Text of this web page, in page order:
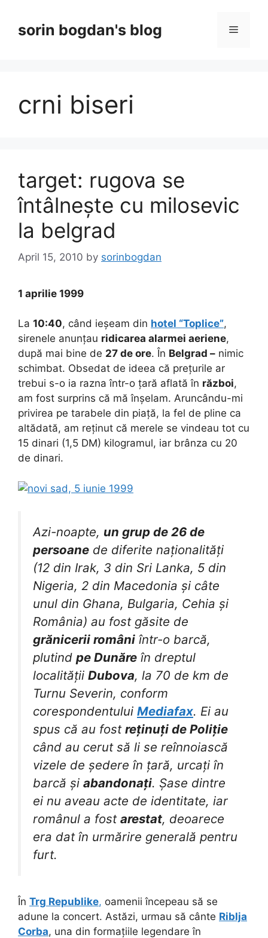
contentsorin bogdan's blog Menu
crni biseri
target: rugova se
întâlnește cu milosevic
la belgrad
April 15, 2010 by sorinbogdan
1 aprilie 1999
La 10:40, când ieșeam din hotel “Toplice”,
sirenele anunțau ridicarea alarmei aeriene,
după mai bine de 27 de ore. În Belgrad – nimic
schimbat. Obsedat de ideea că prețurile ar
trebui s-o ia razna într-o țară aflată în război,
am fost surprins că mă înșelam. Aruncându-mi
privirea pe tarabele din piață, la fel de pline ca
altădată, am reținut că merele se vindeau tot cu
15 dinari (1,5 DM) kilogramul, iar brânza cu 20
de dinari.
Azi-noapte, un grup de 26 de
persoane de diferite naționalități
(12 din Irak, 3 din Sri Lanka, 5 din
Nigeria, 2 din Macedonia și câte
unul din Ghana, Bulgaria, Cehia și
România) au fost găsite de
grănicerii români într-o barcă,
plutind pe Dunăre în dreptul
localității Dubova, la 70 de km de
Turnu Severin, conform
corespondentului Mediafax. Ei au
spus că au fost reținuți de Poliție
când au cerut să li se reînnoiască
vizele de ședere în țară, urcați în
barcă și abandonați. Șase dintre
ei nu aveau acte de identitate, iar
românul a fost arestat, deoarece
era dat în urmărire generală pentru
furt.
În Trg Republike, oamenii începeau să se
adune la concert. Astăzi, urmau să cânte Riblja
Corba, una din formațiile legendare în